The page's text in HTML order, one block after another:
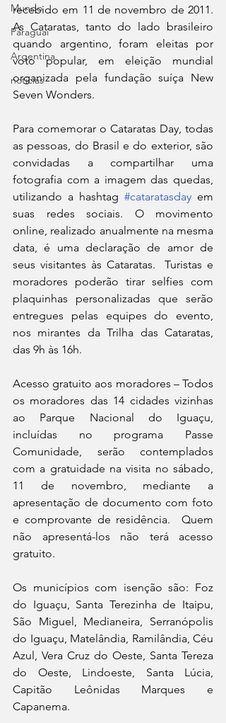
Mundo
Paraguai
Argentina
noticias
recebido em 11 de novembro de 2011.
As Cataratas, tanto do lado brasileiro
quando argentino, foram eleitas por
voto popular, em eleição mundial
organizada pela fundação suíça New
Seven Wonders.
Para comemorar o Cataratas Day, todas
as pessoas, do Brasil e do exterior, são
convidadas a compartilhar uma
fotografia com a imagem das quedas,
utilizando a hashtag #cataratasday em
suas redes sociais. O movimento
online, realizado anualmente na mesma
data, é uma declaração de amor de
seus visitantes às Cataratas.  Turistas e
moradores poderão tirar selfies com
plaquinhas personalizadas que serão
entregues pelas equipes do evento,
nos mirantes da Trilha das Cataratas,
das 9h às 16h.
Acesso gratuito aos moradores – Todos
os moradores das 14 cidades vizinhas
ao Parque Nacional do Iguaçu,
incluídas no programa Passe
Comunidade, serão contemplados
com a gratuidade na visita no sábado,
11 de novembro, mediante a
apresentação de documento com foto
e comprovante de residência.  Quem
não apresentá-los não terá acesso
gratuito.
Os municípios com isenção são: Foz
do Iguaçu, Santa Terezinha de Itaipu,
São Miguel, Medianeira, Serranópolis
do Iguaçu, Matelândia, Ramilândia, Céu
Azul, Vera Cruz do Oeste, Santa Tereza
do Oeste, Lindoeste, Santa Lúcia,
Capitão Leônidas Marques e
Capanema.